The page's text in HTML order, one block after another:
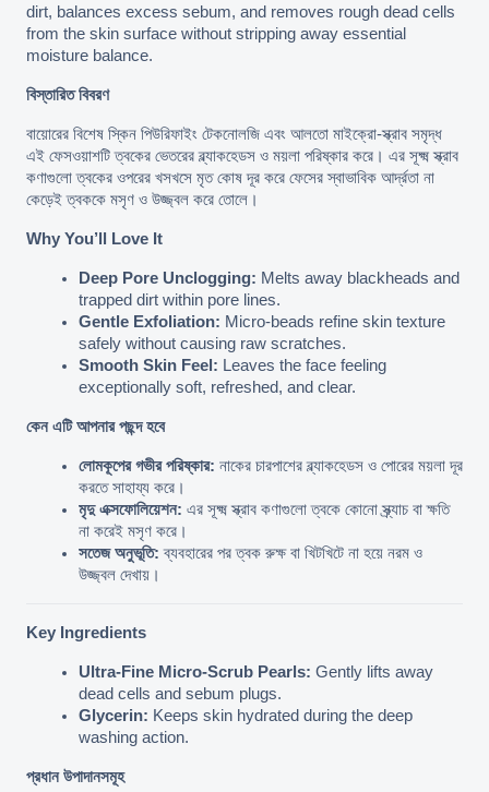
dirt, balances excess sebum, and removes rough dead cells
from the skin surface without stripping away essential
moisture balance.
বিস্তারিত বিবরণ
বায়োরের বিশেষ স্কিন পিউরিফাইং টেকনোলজি এবং আলতো মাইক্রো-স্ক্রাব সমৃদ্ধ
এই ফেসওয়াশটি ত্বকের ভেতরের ব্ল্যাকহেডস ও ময়লা পরিষ্কার করে। এর সূক্ষ্ম স্ক্রাব
কণাগুলো ত্বকের ওপরের খসখসে মৃত কোষ দূর করে ফেসের স্বাভাবিক আর্দ্রতা না
কেড়েই ত্বককে মসৃণ ও উজ্জ্বল করে তোলে।
Why You’ll Love It
Deep Pore Unclogging: Melts away blackheads and
trapped dirt within pore lines.
Gentle Exfoliation: Micro-beads refine skin texture
safely without causing raw scratches.
Smooth Skin Feel: Leaves the face feeling
exceptionally soft, refreshed, and clear.
কেন এটি আপনার পছন্দ হবে
লোমকূপের গভীর পরিষ্কার: নাকের চারপাশের ব্ল্যাকহেডস ও পোরের ময়লা দূর
করতে সাহায্য করে।
মৃদু এক্সফোলিয়েশন: এর সূক্ষ্ম স্ক্রাব কণাগুলো ত্বকে কোনো স্ক্র্যাচ বা ক্ষতি
না করেই মসৃণ করে।
সতেজ অনুভূতি: ব্যবহারের পর ত্বক রুক্ষ বা খিটখিটে না হয়ে নরম ও
উজ্জ্বল দেখায়।
Key Ingredients
Ultra-Fine Micro-Scrub Pearls: Gently lifts away
dead cells and sebum plugs.
Glycerin: Keeps skin hydrated during the deep
washing action.
প্রধান উপাদানসমূহ